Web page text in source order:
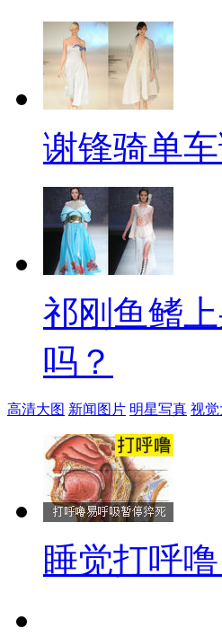
谢锋骑单
祁刚鱼鳍
吗？
高清大图 新闻图片 明星写真 视
睡觉打呼